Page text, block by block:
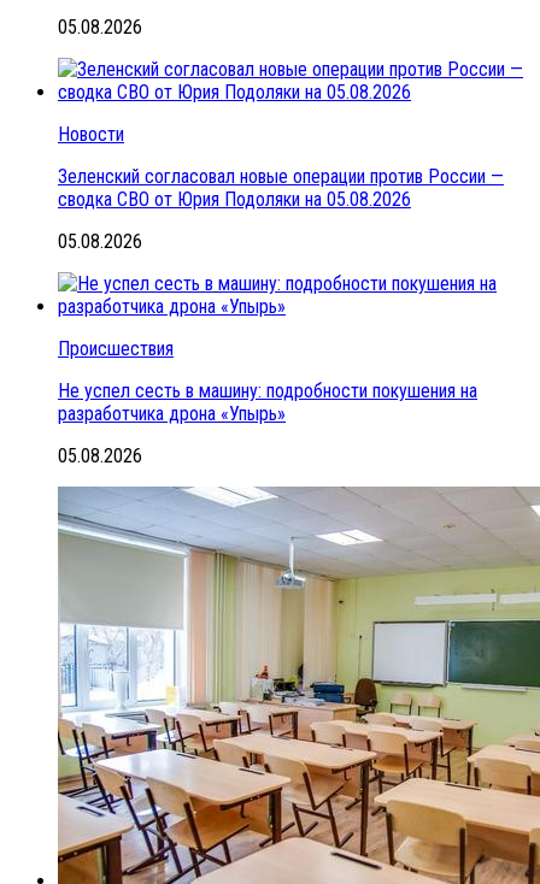
05.08.2026
Новости
Зеленский согласовал новые операции против России —
сводка СВО от Юрия Подоляки на 05.08.2026
05.08.2026
Происшествия
Не успел сесть в машину: подробности покушения на
разработчика дрона «Упырь»
05.08.2026